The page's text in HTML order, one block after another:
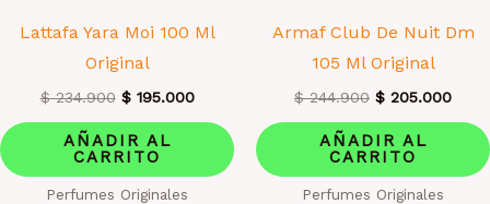
Lattafa Yara Moi 100 Ml
Original
$234.900 El
original
era:
$ 234.900.
$195.000El
actual
$ 195.000.
AÑADIR AL
CARRITO
Perfumes Originales
Armaf Club De Nuit Dm
105 Ml Original
$244.900 El
original
era:
$ 244.900.
$ 205.000El
$
AÑADIR AL
CARRITO
Perfumes Originales